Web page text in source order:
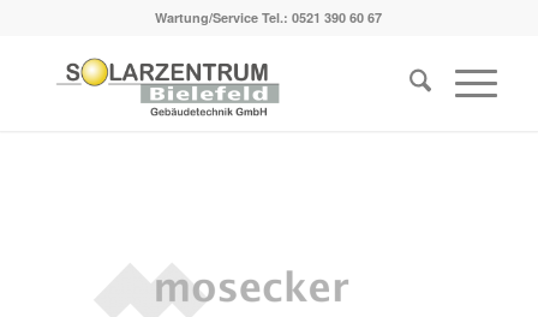
Wartung/Service Tel.:0521 390 60 67